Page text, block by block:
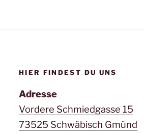
HIER FINDEST DU UNS
Adresse
Vordere Schmiedgasse 15
73525 Schwäbisch Gmünd